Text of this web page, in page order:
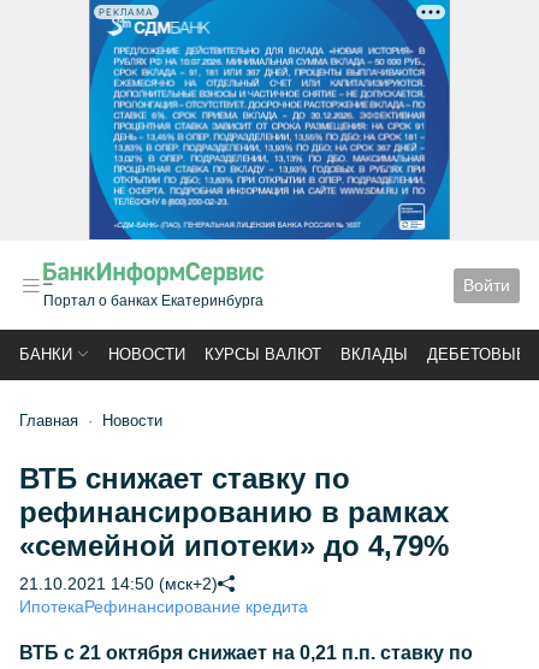
РЕКЛАМА
Портал о банках Екатеринбурга
Войти
БАНКИ НОВОСТИ КУРСЫ ВАЛЮТ ВКЛАДЫ ДЕБЕТОВЫЕ
Главная Новости
ВТБ снижает ставку по
рефинансированию в рамках
«семейной ипотеки» до 4,79%
21.10.2021 14:50 (мск+2)
ИпотекаРефинансирование кредита
ВТБ с 21 октября снижает на 0,21 п.п. ставку по